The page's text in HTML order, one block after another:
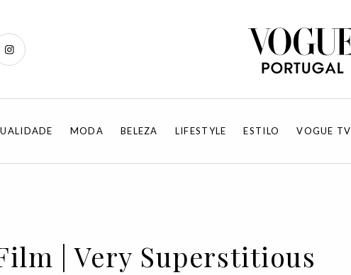
MODA BELEZA LIFESTYLE ESTILO VOGUE TV
| Very Superstitious